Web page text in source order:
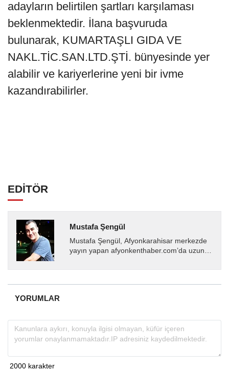
adayların belirtilen şartları karşılaması
beklenmektedir. İlana başvuruda
bulunarak, KUMARTAŞLI GIDA VE
NAKL.TİC.SAN.LTD.ŞTİ. bünyesinde yer
alabilir ve kariyerlerine yeni bir ivme
kazandırabilirler.
EDİTÖR
Mustafa Şengül
Mustafa Şengül, Afyonkarahisar merkezde
yayın yapan afyonkenthaber.com’da uzun
almakta, haber akışı...
YORUMLAR